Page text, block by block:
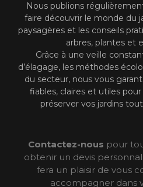
Nous publions
faire découvrir le monde du
paysagères et les conseils
arbres, plantes et
Grâce à une veille
d’élagage, les méthodes
du secteur, nous vous
fiables, claires et utiles
préserver vos jardins
Contactez-nous pour
obtenir un devis
fera un plaisir de vous
accompagner dans